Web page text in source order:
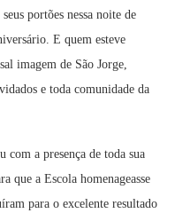
portões nessa noite de
E quem esteve
imagem de São Jorge,
e toda comunidade da
com a presença de toda sua
que a Escola homenageasse
para o excelente resultado